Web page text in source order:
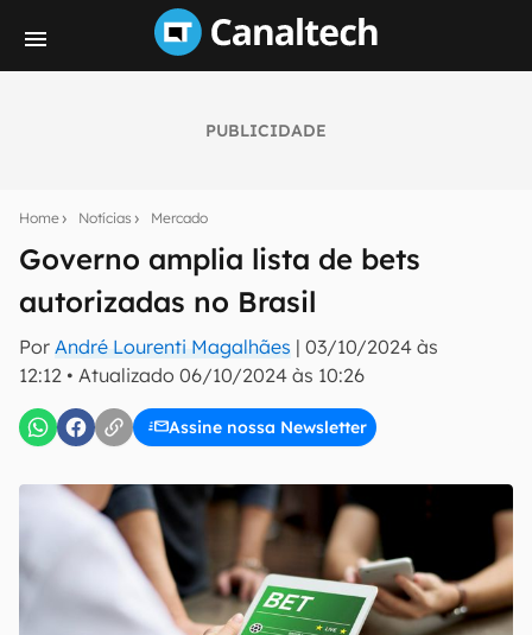
PUBLICIDADE
Home Notícias Mercado
Governo amplia lista de bets
autorizadas no Brasil
Por André Lourenti Magalhães | 03/10/2024 às
12:12 • Atualizado 06/10/2024 às 10:26
Assine nossa Newsletter
notícias e reviews sobre tecnologia em primeira
E-mail
Uso e Política de Privacidade do Canaltech.